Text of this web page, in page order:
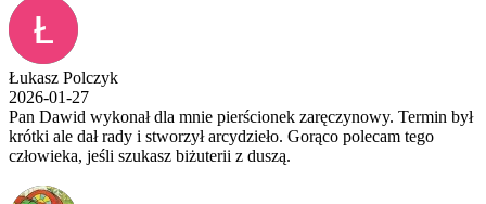
Łukasz Polczyk
2026-01-27
Pan Dawid wykonał dla mnie pierścionek zaręczynowy. Termin był
krótki ale dał rady i stworzył arcydzieło. Gorąco polecam tego
człowieka, jeśli szukasz biżuterii z duszą.